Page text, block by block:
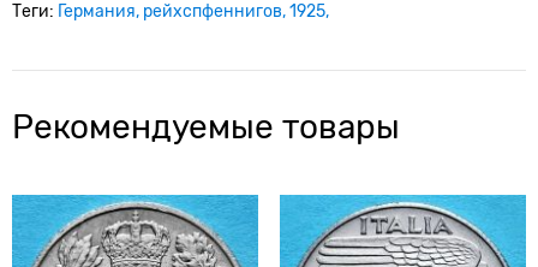
Теги: Германия рейхспфеннигов 1925
Рекомендуемые товары